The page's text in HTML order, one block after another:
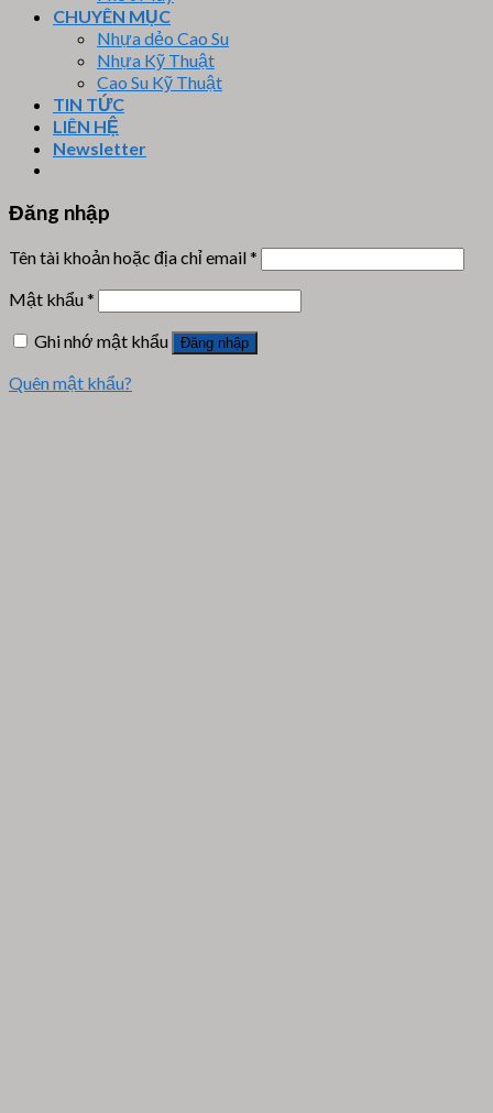
CHUYÊN MỤC
Nhựa dẻo Cao Su
Nhựa Kỹ Thuật
Cao Su Kỹ Thuật
TIN TỨC
LIÊN HỆ
Newsletter
Đăng nhập
Tên tài khoản hoặc địa chỉ email*
Mật khẩu*
Ghi nhớ mật khẩu
Đăng nhập
Quên mật khẩu?